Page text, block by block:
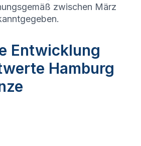
zwischen März
Entwicklung
Hamburg